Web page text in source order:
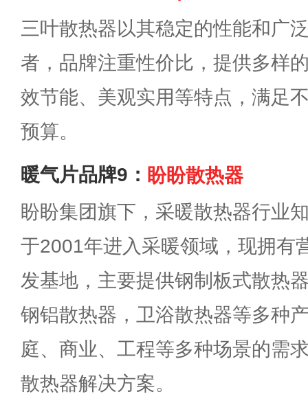
三叶散热器以其稳定的性能和广
者，品牌注重性价比，提供多样
效节能、美观实用等特点，满足
预算。
暖气片品牌9： 盼盼散热器
盼盼集团旗下，采暖散热器行业
于2001年进入采暖领域，现拥有
发基地，主要提供钢制板式散热
钢铝散热器，卫浴散热器等多种
庭、商业、工程等多种场景的需
散热器解决方案。